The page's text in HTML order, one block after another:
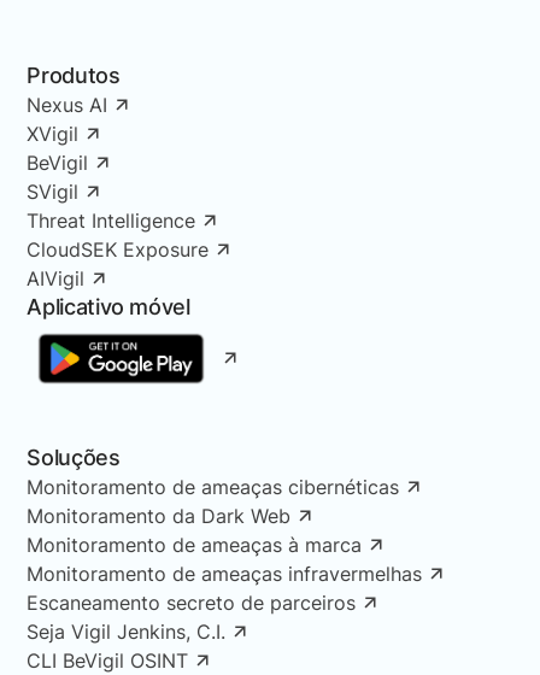
Produtos
Nexus AI
XVigil
BeVigil
SVigil
Threat Intelligence
CloudSEK Exposure
AIVigil
Aplicativo móvel
Soluções
Monitoramento de ameaças cibernéticas
Monitoramento da Dark Web
Monitoramento de ameaças à marca
Monitoramento de ameaças infravermelhas
Escaneamento secreto de parceiros
Seja Vigil Jenkins, C.I.
CLI BeVigil OSINT